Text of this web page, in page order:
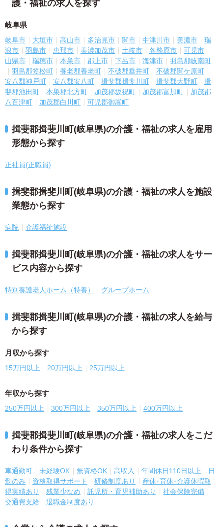
護・福祉の求人を探す
岐阜県
岐阜市 大垣市 高山市 多治見市 関市 中津川市 美濃市
瑞
浪市
羽島市 恵那市 美濃加茂市 土岐市 各務原市
可児市
山県市
瑞穂市 本巣市 郡上市 下呂市 海津市
羽島郡岐南町
羽島郡笠松町
養老郡養老町 不破郡垂井町
不破郡関ケ原町
安八郡神戸町
安八郡安八町 揖斐郡揖斐川町 揖斐郡大野町
揖
斐郡池田町
本巣郡北方町 加茂郡坂祝町 加茂郡富加町
加茂郡
八百津町
加茂郡白川町 可児郡御嵩町
揖斐郡揖斐川町(岐阜県)の介護・福祉の求人を雇用
形態から探す
正社員(正職員)
揖斐郡揖斐川町(岐阜県)の介護・福祉の求人を施設
業態から探す
病院 介護福祉施設
揖斐郡揖斐川町(岐阜県)の介護・福祉の求人をサー
ビス内容から探す
特別養護老人ホーム（特養） グループホーム
揖斐郡揖斐川町(岐阜県)の介護・福祉の求人を給与
から探す
月収から探す
15万円以上 20万円以上 25万円以上
年収から探す
250万円以上 300万円以上 350万円以上 400万円以上
揖斐郡揖斐川町(岐阜県)の介護・福祉の求人をこだ
わり条件から探す
車通勤可 未経験OK 無資格OK 高収入 年間休日110日以上
日
勤のみ
資格取得サポート 研修制度あり
産休･育休･介護休暇取
得実績あり
残業少なめ 託児所・育児補助あり
社会保険完備
交通費支給
退職金制度あり